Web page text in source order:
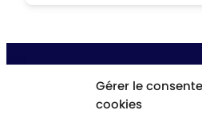
Gérer le
cookies